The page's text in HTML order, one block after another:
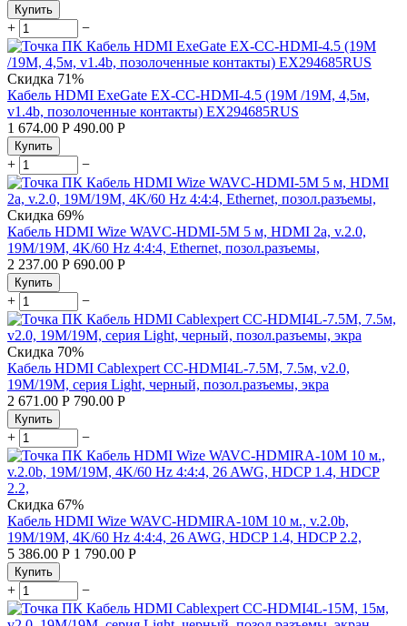
Купить
+ −
Скидка 71%
Кабель HDMI ExeGate EX-CC-HDMI-4.5 (19M /19M, 4,5м,
v1.4b, позолоченные контакты) EX294685RUS
1 674.00 Р 490.00 Р
Купить
+ −
Скидка 69%
Кабель HDMI Wize WAVC-HDMI-5M 5 м, HDMI 2a, v.2.0,
19M/19M, 4K/60 Hz 4:4:4, Ethernet, позол.разъемы,
2 237.00 Р 690.00 Р
Купить
+ −
Скидка 70%
Кабель HDMI Cablexpert CC-HDMI4L-7.5M, 7.5м, v2.0,
19M/19M, серия Light, черный, позол.разъемы, экра
2 671.00 Р 790.00 Р
Купить
+ −
Скидка 67%
Кабель HDMI Wize WAVC-HDMIRA-10M 10 м., v.2.0b,
19M/19M, 4K/60 Hz 4:4:4, 26 AWG, HDCP 1.4, HDCP 2.2,
5 386.00 Р 1 790.00 Р
Купить
+ −